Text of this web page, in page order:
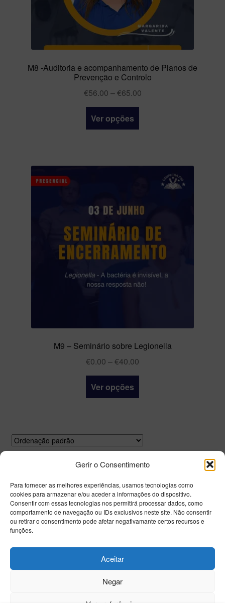
Gerir o Consentimento
Para fornecer as melhores experiências, usamos tecnologias como
cookies para armazenar e/ou aceder a informações do dispositivo.
Consentir com essas tecnologias nos permitirá processar dados, como
comportamento de navegação ou IDs exclusivos neste site. Não consentir
ou retirar o consentimento pode afetar negativamante certos recursos e
funções.
Aceitar
Negar
M8 -Auditoria e acompanhamento de Planos de
Prevenção e Controlo
€56.00 –€65.00
Ver opções
M9 – Seminário sobre Legionella
€0.00 –€40.00
Ver opções
A mostrar 1–12 de 13 resultados
1 2
© Eventos 2026
Criado com WooCommerce